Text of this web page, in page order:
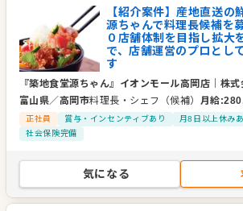
【紹介案件】産地直送の
源ちゃんで料理長候補を
０店舗体制を目指し拡大
で、店舗運営のプロとし
す
『築地食堂源ちゃん』イオンモール高岡店
株式
富山県／高岡市料理長・シェフ（候補） 月給:
正社員 賞与・インセンティブあり 月8日以上休み
社会保険完備
気になる